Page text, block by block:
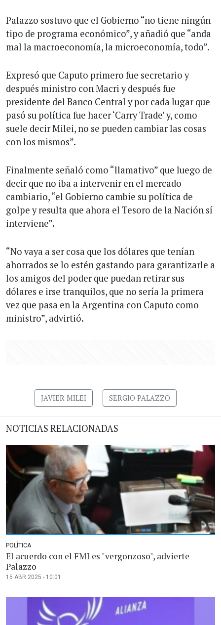
Palazzo sostuvo que el Gobierno “no tiene ningún
tipo de programa económico”, y añadió que “anda
mal la macroeconomía, la microeconomía, todo”.
Expresó que Caputo primero fue secretario y
después ministro con Macri y después fue
presidente del Banco Central y por cada lugar que
pasó su política fue hacer ‘Carry Trade’ y, como
suele decir Milei, no se pueden cambiar las cosas
con los mismos”.
Finalmente señaló como “llamativo” que luego de
decir que no iba a intervenir en el mercado
cambiario, “el Gobierno cambie su política de
golpe y resulta que ahora el Tesoro de la Nación sí
interviene”.
“No vaya a ser cosa que los dólares que tenían
ahorrados se lo estén gastando para garantizarle a
los amigos del poder que puedan retirar sus
dólares e irse tranquilos, que no sería la primera
vez que pasa en la Argentina con Caputo como
ministro”, advirtió.
JAVIER MILEI SERGIO PALAZZO
NOTICIAS RELACIONADAS
POLÍTICA
El acuerdo con el FMI es "vergonzoso", advierte
Palazzo
15 ABR 2025 - 10:01